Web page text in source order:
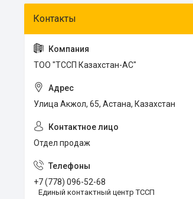
ТОО "ТССП Казахстан-АС"
Улица Акжол, 65, Астана, Казахстан
Отдел продаж
+7 (778) 096-52-68
Единый контактный центр ТССП